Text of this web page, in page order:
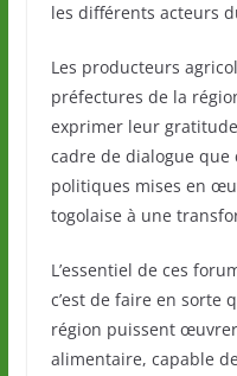
les différents acteurs
Les producteurs
préfectures de la
exprimer leur
cadre de dialogue que
politiques mises en
togolaise à une
L’essentiel de ces
c’est de faire en sorte
région puissent œuvrer
alimentaire, capable